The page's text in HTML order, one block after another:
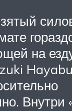
на
Внутри